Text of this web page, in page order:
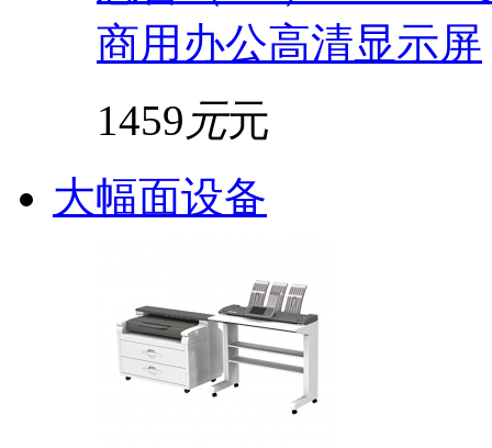
商用办公高清显示屏
1459 元元
大幅面设备